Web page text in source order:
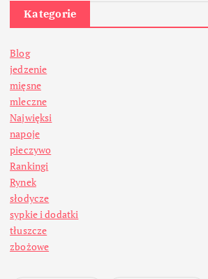
Kategorie
Blog
jedzenie
mięsne
mleczne
Najwięksi
napoje
pieczywo
Rankingi
Rynek
słodycze
sypkie i dodatki
tłuszcze
zbożowe